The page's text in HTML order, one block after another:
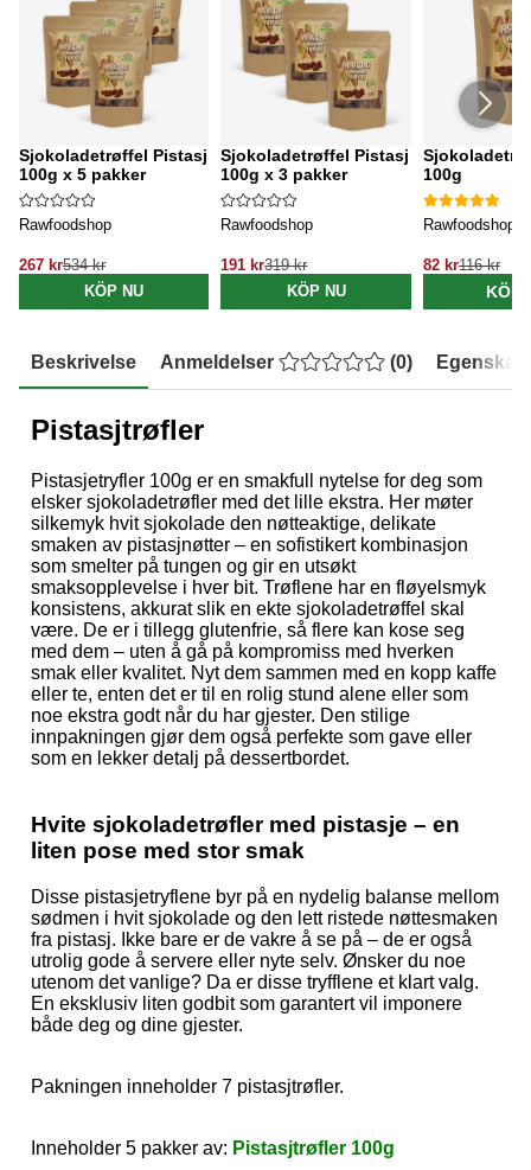
Sjokoladetrøffel Pistasj
100g x 5 pakker
Rawfoodshop
267 kr534 kr
KÖP NU
Sjokoladetrøffel Pistasj
100g x 3 pakker
Rawfoodshop
191 kr319 kr
KÖP NU
100g
Rawfoodshop
82 kr116 kr
KÖP
Beskrivelse Anmeldelser (0)
Pistasjtrøfler
Pistasjetryfler 100g er en smakfull nytelse for deg som
elsker sjokoladetrøfler med det lille ekstra. Her møter
silkemyk hvit sjokolade den nøtteaktige, delikate
smaken av pistasjnøtter – en sofistikert kombinasjon
som smelter på tungen og gir en utsøkt
smaksopplevelse i hver bit. Trøflene har en fløyelsmyk
konsistens, akkurat slik en ekte sjokoladetrøffel skal
være. De er i tillegg glutenfrie, så flere kan kose seg
med dem – uten å gå på kompromiss med hverken
smak eller kvalitet. Nyt dem sammen med en kopp kaffe
eller te, enten det er til en rolig stund alene eller som
noe ekstra godt når du har gjester. Den stilige
innpakningen gjør dem også perfekte som gave eller
som en lekker detalj på dessertbordet.
Hvite sjokoladetrøfler med pistasje – en
liten pose med stor smak
Disse pistasjetryflene byr på en nydelig balanse mellom
sødmen i hvit sjokolade og den lett ristede nøttesmaken
fra pistasj. Ikke bare er de vakre å se på – de er også
utrolig gode å servere eller nyte selv. Ønsker du noe
utenom det vanlige? Da er disse tryfflene et klart valg.
En eksklusiv liten godbit som garantert vil imponere
både deg og dine gjester.
Pakningen inneholder 7 pistasjtrøfler.
Inneholder 5 pakker av: Pistasjtrøfler 100g